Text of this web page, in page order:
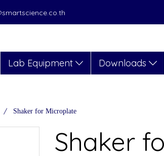
Lab Equipment Downloads
Shaker for Microplate
Shaker